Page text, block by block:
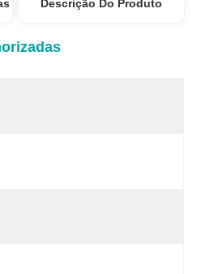
Descrição Do Produto